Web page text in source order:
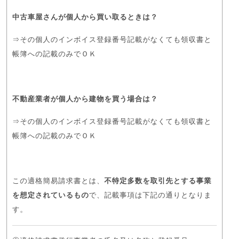
中古車屋さんが個人から買い取るときは？
⇒その個人のインボイス登録番号記載がなくても領収書と
帳簿への記載のみでＯＫ
不動産業者が個人から建物を買う場合は？
⇒その個人のインボイス登録番号記載がなくても領収書と
帳簿への記載のみでＯＫ
この適格簡易請求書とは、 不特定多数を取引先とする事業
を想定されているもので、記載事項は下記の通りとなりま
す。